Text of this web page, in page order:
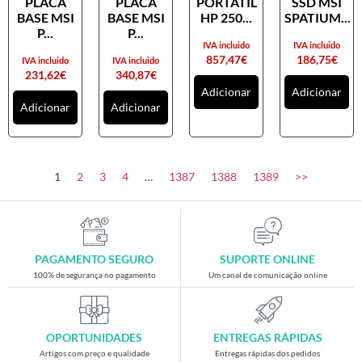
Placas gráficas
SAIS
Ventoínhas
Computadores
All-in-One
Gaming
Acessórios gaming
Cadeiras gaming
Merchandising
BASE MSI
P...
231,62€
IVA incluido
Adicionar
BASE MSI
P...
340,87€
IVA incluido
Adicionar
HP 250...
857,47€
IVA incluido
Adicionar
SPATIUM...
186,75€
IVA incluido
Adicionar
1 2 3 4 … 1387 1388 1389 >>
PAGAMENTO SEGURO
100% de segurança no pagamento
SUPORTE ONLINE
Um canal de comunicação online
OPORTUNIDADES
Artigos com preço e qualidade
ENTREGAS RÁPIDAS
Entregas rápidas dos pedidos